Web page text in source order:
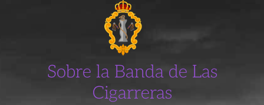
Sobre la Banda de Las
Cigarreras